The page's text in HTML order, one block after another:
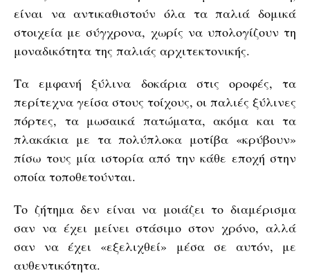
είναι να αντικαθιστούν όλα τα παλιά δομικά
στοιχεία με σύγχρονα, χωρίς να υπολογίζουν τη
μοναδικότητα της παλιάς αρχιτεκτονικής.
Τα εμφανή ξύλινα δοκάρια στις οροφές, τα
περίτεχνα γείσα στους τοίχους, οι παλιές ξύλινες
πόρτες, τα μωσαικά πατώματα, ακόμα και τα
πλακάκια με τα πολύπλοκα μοτίβα «κρύβουν»
πίσω τους μία ιστορία από την κάθε εποχή στην
οποία τοποθετούνται.
Το ζήτημα δεν είναι να μοιάζει το διαμέρισμα
σαν να έχει μείνει στάσιμο στον χρόνο, αλλά
σαν να έχει «εξελιχθεί» μέσα σε αυτόν, με
αυθεντικότητα.